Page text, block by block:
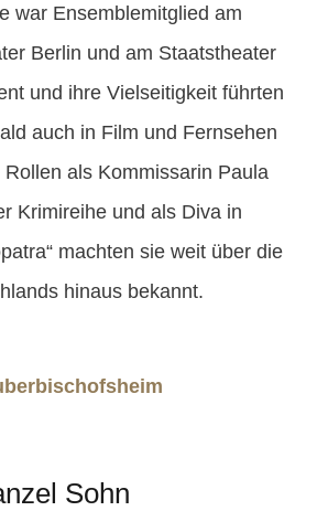
war Ensemblemitglied am
Berlin und am Staatstheater
und ihre Vielseitigkeit führten
auch in Film und Fernsehen
als Kommissarin Paula
Krimireihe und als Diva in
machten sie weit über die
hinaus bekannt.
Sohn